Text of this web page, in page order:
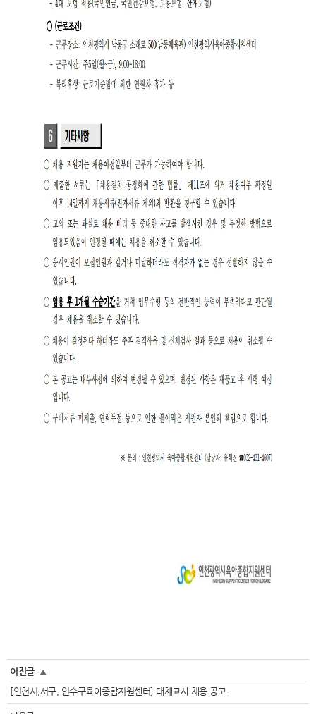
이전글 ▲
[인천시,서구, 연수구육아종합지원센터] 대체교사 채용 공고